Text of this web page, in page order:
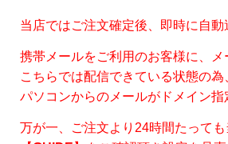
当店ではご注文確定後、即時に自
携帯メールをご利用のお客様に、
こちらでは配信できている状態の
パソコンからのメールがドメイン
万が一、ご注文より24時間たって